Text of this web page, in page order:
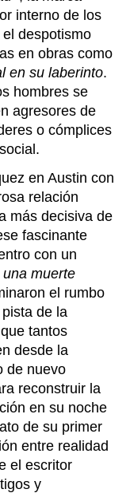
interno de los
despotismo
en obras como
en su laberinto.
hombres se
agresores de
o cómplices
en Austin con
relación
más decisiva de
fascinante
con un
muerte
el rumbo
de la
tantos
desde la
de nuevo
reconstruir la
en su noche
de su primer
entre realidad
el escritor
y